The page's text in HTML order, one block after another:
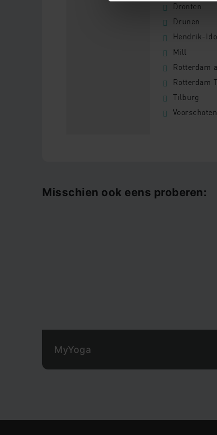
Dronten
Drunen
Hendrik-
Mill
Rotterdam
Rotterdam
Tilburg
Voorschoten
Misschien ook eens proberen:
MyYoga